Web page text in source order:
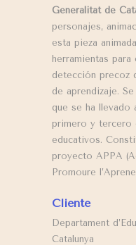
Generalitat de
personajes,
esta pieza
herramientas
detección precoz
de aprendizaje.
que se ha llevado
primero y tercero
educativos.
proyecto APPA
Promoure
Cliente
Departament
Catalunya